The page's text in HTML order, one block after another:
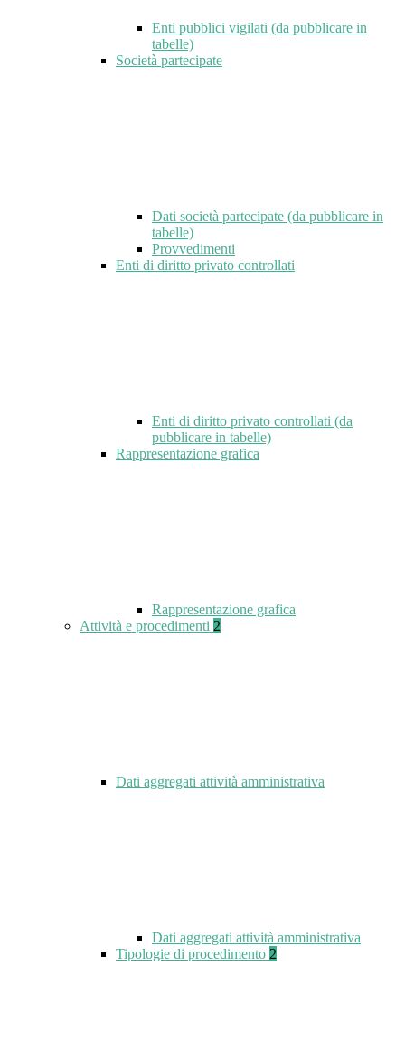
Enti pubblici vigilati (da pubblicare in
tabelle)
Società partecipate
Dati società partecipate (da pubblicare in
tabelle)
Provvedimenti
Enti di diritto privato controllati
Enti di diritto privato controllati (da
pubblicare in tabelle)
Rappresentazione grafica
Rappresentazione grafica
Attività e procedimenti 2
Dati aggregati attività amministrativa
Dati aggregati attività amministrativa
Tipologie di procedimento 2